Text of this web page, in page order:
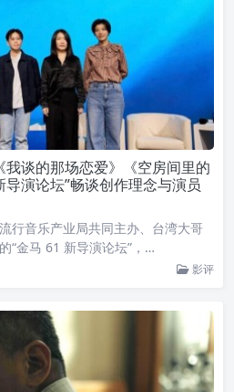
我谈的那场恋爱》《空房间里的
演论坛”畅谈创作理念与演员
行音乐产业局共同主办、台湾大哥
“金马 61 新导演论坛”，…
影评